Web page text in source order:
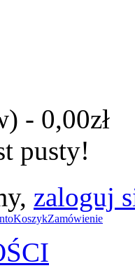
- 0,00zł
pusty!
zaloguj
KoszykZamówienie